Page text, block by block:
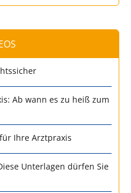
Ab wann es zu heiß zum
Ihre Arztpraxis
Unterlagen dürfen Sie